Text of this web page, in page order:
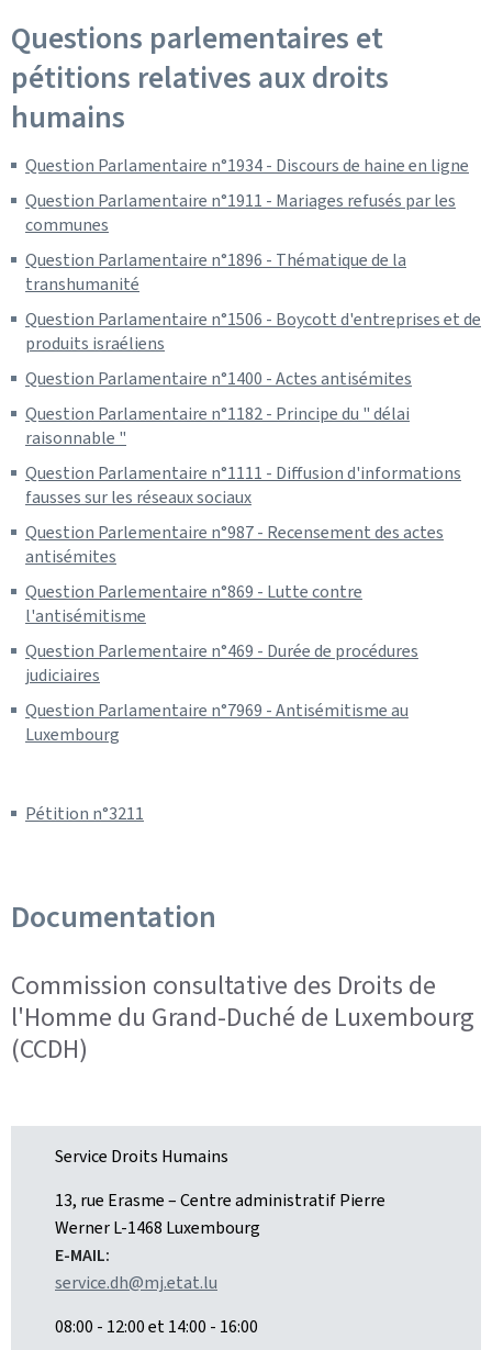
Questions parlementaires et
pétitions relatives aux droits
humains
Question Parlamentaire n°1934 - Discours de haine en ligne
Question Parlamentaire n°1911 - Mariages refusés par les
communes
Question Parlamentaire n°1896 - Thématique de la
transhumanité
Question Parlamentaire n°1506 - Boycott d'entreprises et de
produits israéliens
Question Parlamentaire n°1400 - Actes antisémites
Question Parlamentaire n°1182 - Principe du " délai
raisonnable "
Question Parlamentaire n°1111 - Diffusion d'informations
fausses sur les réseaux sociaux
Question Parlementaire n°987 - Recensement des actes
antisémites
Question Parlementaire n°869 - Lutte contre
l'antisémitisme
Question Parlementaire n°469 - Durée de procédures
judiciaires
Question Parlamentaire n°7969 - Antisémitisme au
Luxembourg
Pétition n°3211
Documentation
Commission consultative des Droits de
l'Homme du Grand-Duché de Luxembourg
(CCDH)
Service Droits Humains
ADRESSE
:
13, rue Erasme – Centre administratif Pierre
WernerL-1468 Luxembourg
E-MAIL:
service.dh@mj.etat.lu
08:00 - 12:00 et 14:00 - 16:00